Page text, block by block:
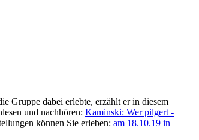
Gruppe dabei erlebte, erzählt er in diesem
und nachhören: Kaminski: Wer pilgert -
können Sie erleben: am 18.10.19 in